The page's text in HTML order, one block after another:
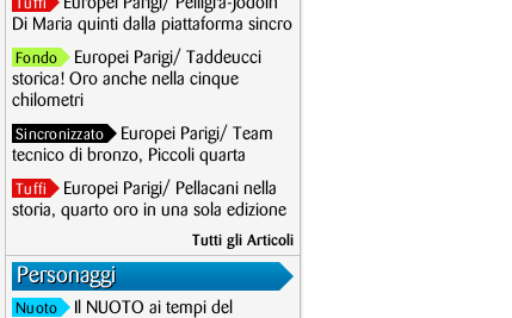
Tuffi
Europei Parigi/ Pelligra-Jodoin
Di Maria quinti dalla piattaforma sincro
Fondo
Europei Parigi/ Taddeucci
storica! Oro anche nella cinque
chilometri
Sincronizzato
Europei Parigi/ Team
tecnico di bronzo, Piccoli quarta
Tuffi
Europei Parigi/ Pellacani nella
storia, quarto oro in una sola edizione
Tutti gli Articoli
Personaggi
Nuoto
Il NUOTO ai tempi del